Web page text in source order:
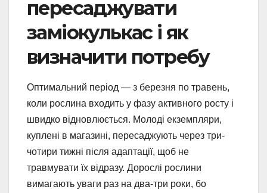
пересаджувати
заміокулькас і як
визначити потребу
Оптимальний період — з березня по травень,
коли рослина входить у фазу активного росту і
швидко відновлюється. Молоді екземпляри,
куплені в магазині, пересаджують через три-
чотири тижні після адаптації, щоб не
травмувати їх відразу. Дорослі рослини
вимагають уваги раз на два-три роки, бо